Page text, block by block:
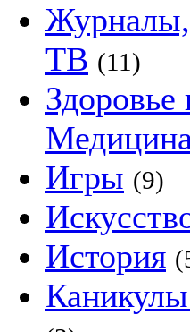
ТВ (11)
Здоровье
Медицина
Игры (9)
История